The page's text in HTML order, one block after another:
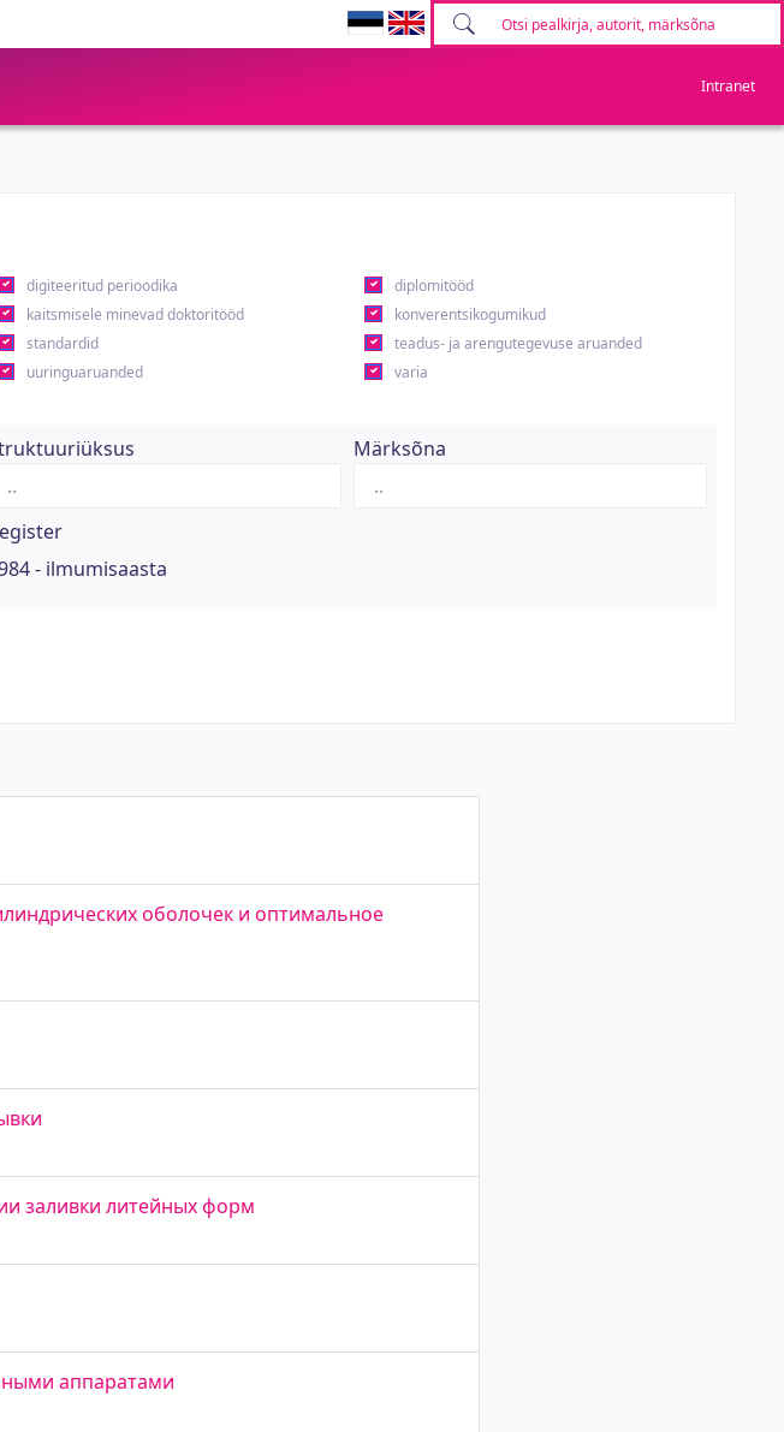
Intranet
digiteeritud perioodika
diplomitööd
kaitsmisele minevad doktoritööd
konverentsikogumikud
standardid
teadus- ja arengutegevuse aruanded
uuringuaruanded
varia
Märksõna
- ilmumisaasta
оболочек и оптимальное
заливки литейных форм
аппаратами